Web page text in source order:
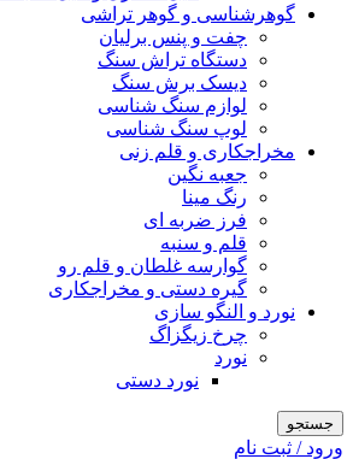
گوهرشناسی و گوهر تراشی
چفت و پنس برلیان
دستگاه تراش سنگ
دیسک برش سنگ
لوازم سنگ شناسی
لوپ سنگ شناسی
مخراجکاری و قلم زنی
جعبه نگین
رنگ مینا
فرز ضربه ای
قلم و سنبه
گوارسه غلطان و قلم رو
گیره دستی و مخراجکاری
نورد و النگو سازی
چرخ زیگزاگ
نورد
نورد دستی
جستجو
ورود / ثبت نام